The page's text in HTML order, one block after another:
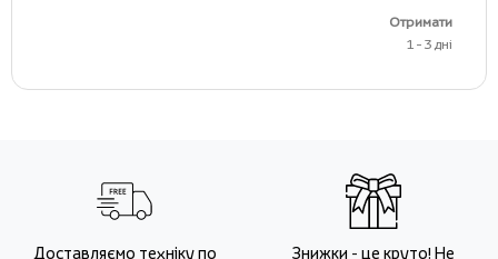
Отримати
1 - 3 дні
Доставляємо техніку по
Знижки - це круто! Не